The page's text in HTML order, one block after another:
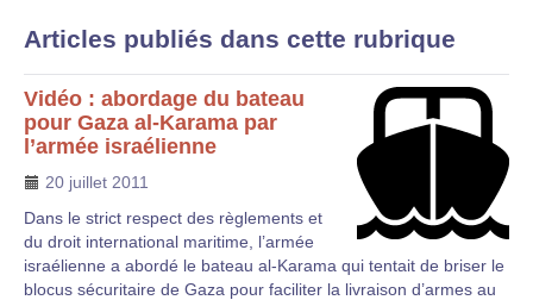
Articles publiés dans cette rubrique
Vidéo : abordage du bateau
pour Gaza al-Karama par
l’armée israélienne
20 juillet 2011
Dans le strict respect des règlements et
du droit international maritime, l’armée
israélienne a abordé le bateau al-Karama qui tentait de briser le
blocus sécuritaire de Gaza pour faciliter la livraison d’armes au